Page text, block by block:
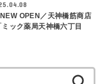
OPEN／天神橋筋商店
ック薬局天神橋六丁目